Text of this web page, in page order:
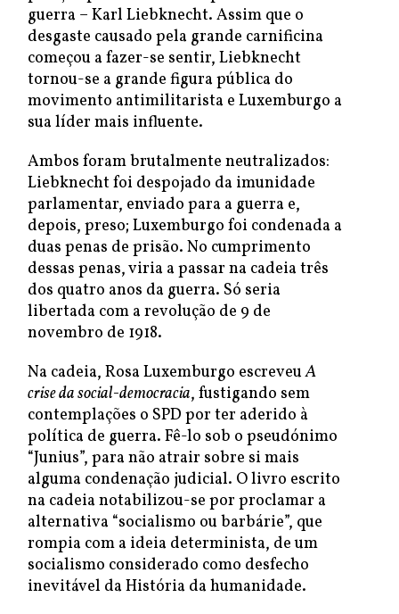
guerra – Karl Liebknecht. Assim que o
desgaste causado pela grande carnificina
começou a fazer-se sentir, Liebknecht
tornou-se a grande figura pública do
movimento antimilitarista e Luxemburgo a
sua líder mais influente.
Ambos foram brutalmente neutralizados:
Liebknecht foi despojado da imunidade
parlamentar, enviado para a guerra e,
depois, preso; Luxemburgo foi condenada a
duas penas de prisão. No cumprimento
dessas penas, viria a passar na cadeia três
dos quatro anos da guerra. Só seria
libertada com a revolução de 9 de
novembro de 1918.
Na cadeia, Rosa Luxemburgo escreveuA
crise da social-democracia, fustigando sem
contemplações o SPD por ter aderido à
política de guerra. Fê-lo sob o pseudónimo
“Junius”, para não atrair sobre si mais
alguma condenação judicial. O livro escrito
na cadeia notabilizou-se por proclamar a
alternativa “socialismo ou barbárie”, que
rompia com a ideia determinista, de um
socialismo considerado como desfecho
inevitável da História da humanidade.